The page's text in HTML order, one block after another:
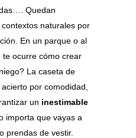
Quedan
naturales por
En un parque o al
ocurre cómo crear
La caseta de
por comodidad,
un inestimable
importa que vayas a
prendas de vestir.